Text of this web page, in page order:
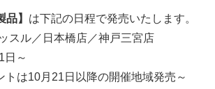
品】 は下記の日程で発売いたします。
スル／日本橋店／神戸三宮店
日～
トは10月21日以降の開催地域発売～